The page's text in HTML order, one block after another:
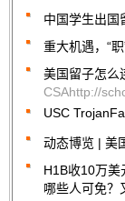
中国学生出国
重大机遇，“
美国留子怎么
CSAhttp://
USC
动态博览 | 美
H1B收10万
哪些人可免？